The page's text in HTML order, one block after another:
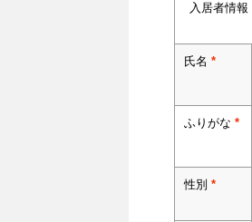
入居者情報
氏名 *
ふりがな *
性別 *